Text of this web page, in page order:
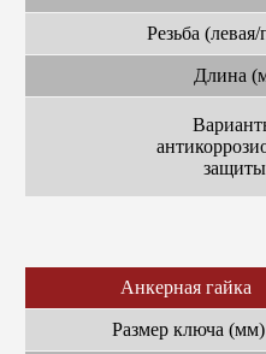
Резьба (левая/
Длина
защиты
Анкерная гайка
Размер ключа (мм)